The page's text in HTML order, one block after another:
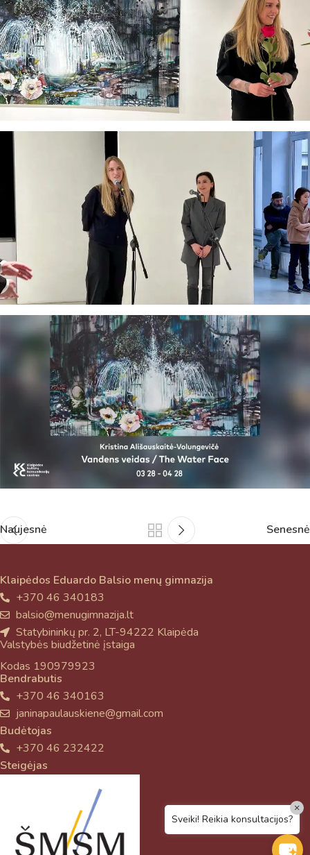
Naujesnė Senesnė
Klaipėdos Eduardo Balsio menų gimnazija
+370 46 340183
balsio@menugimnazija.lt
Statybininkų pr. 2, LT-94222 Klaipėda
Valstybės biudžetinė įstaiga
Kodas 190979923
Bendrabutis
+370 46 340163
janinapaulauskiene@gmail.com
Budėtojas
+370 46 232422
Steigėjas
Sveiki! Reikia konsultacijos?
×